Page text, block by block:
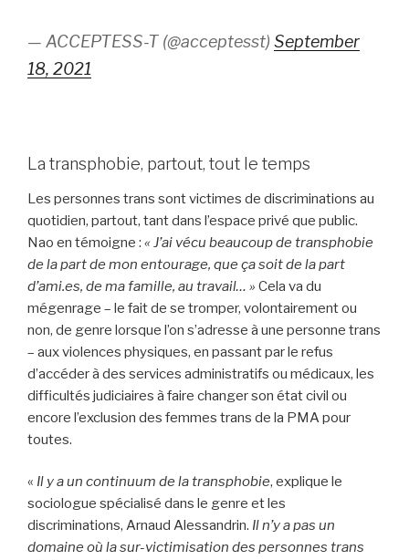
— ACCEPTESS-T (@acceptesst) September
18, 2021
La transphobie, partout, tout le temps
Les personnes trans sont victimes de discriminations au
quotidien, partout, tant dans l’espace privé que public.
Nao en témoigne : « J’ai vécu beaucoup de transphobie
de la part de mon entourage, que ça soit de la part
d’ami.es, de ma famille, au travail… » Cela va du
mégenrage – le fait de se tromper, volontairement ou
non, de genre lorsque l’on s’adresse à une personne trans
– aux violences physiques, en passant par le refus
d’accéder à des services administratifs ou médicaux, les
difficultés judiciaires à faire changer son état civil ou
encore l’exclusion des femmes trans de la PMA pour
toutes.
« Il y a un continuum de la transphobie, explique le
sociologue spécialisé dans le genre et les
discriminations, Arnaud Alessandrin. Il n’y a pas un
domaine où la sur-victimisation des personnes trans